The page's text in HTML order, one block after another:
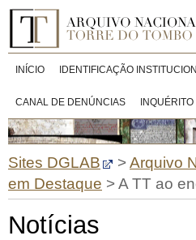
INÍCIO IDENTIFICAÇÃO
CANAL DE DENÚNCIAS
Sites DGLAB >Arquivo
em Destaque >A TT ao
Notícias